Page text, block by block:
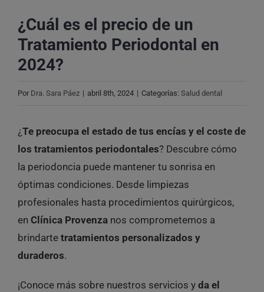
¿Cuál es el precio de un
Tratamiento Periodontal en
2024?
Por Dra. Sara Páez | abril 8th, 2024 | Categorías: Salud dental
¿Te preocupa el estado de tus encías y el coste de
los tratamientos periodontales? Descubre cómo
la periodoncia puede mantener tu sonrisa en
óptimas condiciones. Desde limpiezas
profesionales hasta procedimientos quirúrgicos,
en Clínica Provenza nos comprometemos a
brindarte tratamientos personalizados y
duraderos.
¡Conoce más sobre nuestros servicios y da el